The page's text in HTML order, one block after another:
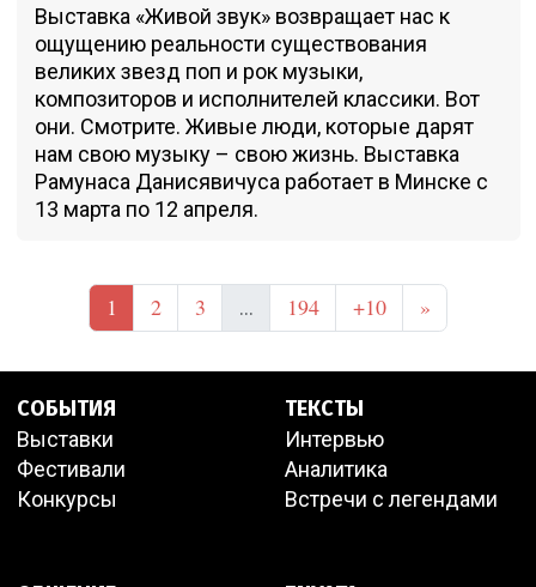
Выставка «Живой звук» возвращает нас к
ощущению реальности существования
великих звезд поп и рок музыки,
композиторов и исполнителей классики. Вот
они. Смотрите. Живые люди, которые дарят
нам свою музыку – свою жизнь. Выставка
Рамунаса Данисявичуса работает в Минске с
13 марта по 12 апреля.
1 2 3 ... 194 +10 »
СОБЫТИЯ
Выставки
Фестивали
Конкурсы
ТЕКСТЫ
Интервью
Аналитика
Встречи с легендами